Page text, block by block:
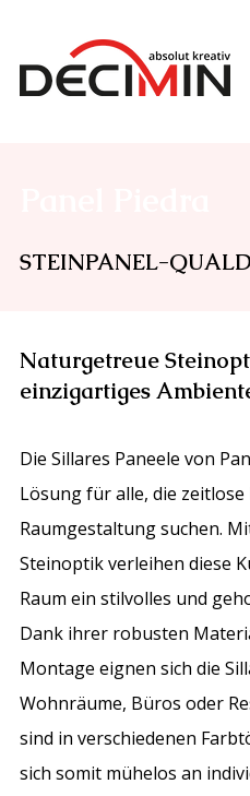
STEINPANEL-
Naturgetreue
einzigartiges
Die Sillares Paneele von
Lösung für alle, die
Raumgestaltung suchen.
Steinoptik verleihen diese
Raum ein stilvolles und
Dank ihrer robusten
Montage eignen sich die
Wohnräume, Büros oder
sind in verschiedenen
sich somit mühelos an